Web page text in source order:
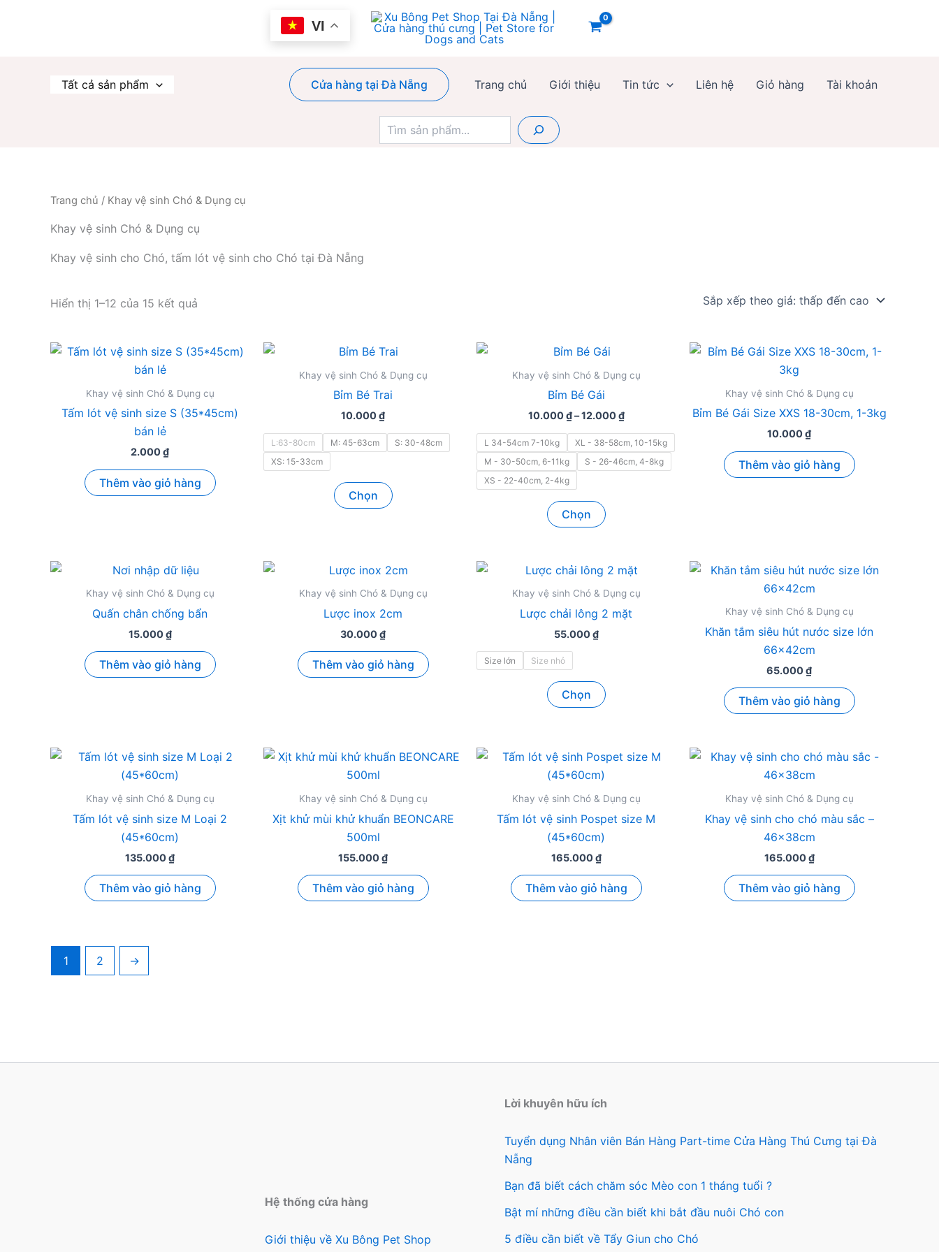
VI
Tất cả sản phẩm Cửa hàng tại Đà Nẵng Trang chủ Giới thiệu Tin tức Liên hệ Giỏ hàng Tài khoản
kiếm
Trang chủ / Khay vệ sinh Chó & Dụng cụ
Khay vệ sinh Chó & Dụng cụ
Khay vệ sinh cho Chó, tấm lót vệ sinh cho Chó tại Đà Nẵng
Hiển thị 1–12 của 15 kết quả
giá:
thấp
Khay vệ sinh Chó & Dụng cụ
Tấm lót vệ sinh size S (35*45cm)
bán lẻ
2.000₫
Thêm vào giỏ hàng
Khay vệ sinh Chó & Dụng cụ
Bỉm Bé Trai
10.000₫
L:63-80cm M: 45-63cm
S: 30-48cm
XS: 15-33cm
Chọn
phẩm
biến
thể.
Các
chọn
có
trang
phẩm
Khay vệ sinh Chó & Dụng cụ
Bỉm Bé Gái
10.000₫ – 12.000₫Khoảng
từ
10.000 ₫
đến
L 34-54cm 7-10kg
XL - 38-58cm, 10-15kg
M - 30-50cm, 6-11kg
S - 26-46cm, 4-8kg
XS - 22-40cm, 2-4kg
Chọn
phẩm
nhiều
biến
thể.
thể
trên
sản
phẩm
Khay vệ sinh Chó & Dụng cụ
Bỉm Bé Gái Size XXS 18-30cm, 1-3kg
10.000₫
Thêm vào giỏ hàng
Khay vệ sinh Chó & Dụng cụ
Quấn chân chống bẩn
15.000₫
Thêm vào giỏ hàng
Khay vệ sinh Chó & Dụng cụ
Lược inox 2cm
30.000₫
Thêm vào giỏ hàng
Khay vệ sinh Chó & Dụng cụ
Lược chải lông 2 mặt
55.000₫
Size lớn Size nhỏ
Chọn
phẩm
nhiều
thể.
thể
được
Khay vệ sinh Chó & Dụng cụ
Khăn tắm siêu hút nước size lớn
66x42cm
65.000₫
Thêm vào giỏ hàng
Khay vệ sinh Chó & Dụng cụ
Tấm lót vệ sinh size M Loại 2
(45*60cm)
135.000₫
Thêm vào giỏ hàng
Khay vệ sinh Chó & Dụng cụ
Xịt khử mùi khử khuẩn BEONCARE
500ml
155.000₫
Thêm vào giỏ hàng
Khay vệ sinh Chó & Dụng cụ
Tấm lót vệ sinh Pospet size M
(45*60cm)
165.000₫
Thêm vào giỏ hàng
Khay vệ sinh Chó & Dụng cụ
Khay vệ sinh cho chó màu sắc –
46x38cm
165.000₫
Thêm vào giỏ hàng
1 2 →
Hệ thống cửa hàng
Giới thiệu về Xu Bông Pet Shop
Lời khuyên hữu ích
Tuyển dụng Nhân viên Bán Hàng Part-time Cửa Hàng Thú Cưng tại Đà
Nẵng
Bạn đã biết cách chăm sóc Mèo con 1 tháng tuổi ?
Bật mí những điều cần biết khi bắt đầu nuôi Chó con
5 điều cần biết về Tẩy Giun cho Chó